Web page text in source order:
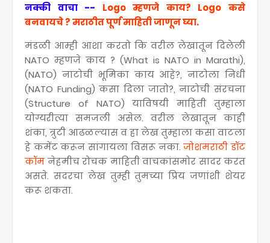
नक्की वाचा --
Logo म्हणजे काय? Logo कसे
बनवायचे ? मराठीत पूर्ण माहिती जाणून घ्या.
मंडळी आम्ही आशा करतो कि वरील लेखातून दिलेली
NATO म्हणजे काय ? (What is NATO in Marathi),
(NATO) नाटोची भूमिका काय आहे?, नाटोला निधी
(NATO Funding) कसा दिला जातो?, नाटोची संरचना
(Structure of NATO) याविषयी माहिती तुम्हाला
योग्यरीत्या समजली असेल. वरील लेखातून काही
शंका, त्रुटी आढळल्यास व हा लेख तुम्हाला कसा वाटला
हे कमेंट करून सांगायला विसरू नका.जोशमराठी डॉट
कॉम नेहमीच रोचक माहिती वाचकांसमोर सादर करत
असते. सदरचा लेख तुम्ही तुमच्या प्रिय जणांशी शेयर
करू शकता.